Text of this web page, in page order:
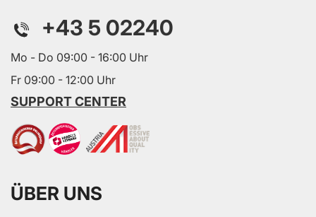
+43 5 02240
Mo - Do 09:00 - 16:00 Uhr
Fr 09:00 - 12:00 Uhr
SUPPORT CENTER
ÜBER UNS